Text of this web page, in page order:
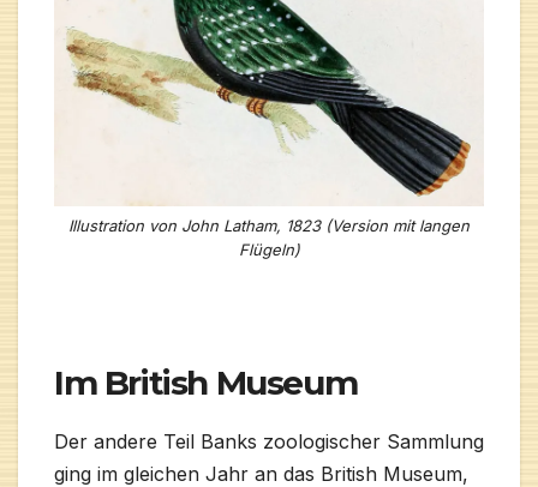
Illustration von John Latham, 1823 (Version mit langen
Flügeln)
Im British Museum
Der andere Teil Banks zoologischer Sammlung
ging im gleichen Jahr an das British Museum,